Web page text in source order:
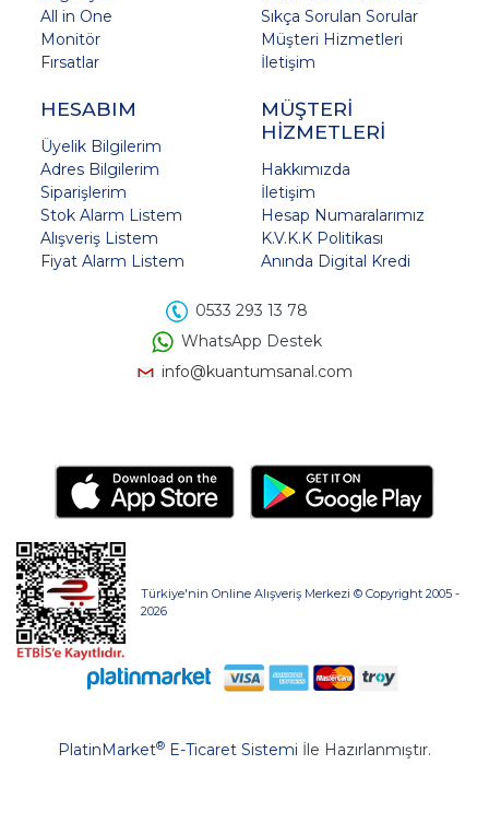
All in One
Monitör
Fırsatlar
Sıkça Sorulan Sorular
Müşteri Hizmetleri
İletişim
HESABIM
Üyelik Bilgilerim
Adres Bilgilerim
Siparişlerim
Stok Alarm Listem
Alışveriş Listem
Fiyat Alarm Listem
MÜŞTERİ
HİZMETLERİ
Hakkımızda
İletişim
Hesap Numaralarımız
K.V.K.K Politikası
Anında Digital Kredi
0533 293 13 78
WhatsApp Destek
info@kuantumsanal.com
Türkiye'nin Online Alışveriş Merkezi © Copyright 2005 -
2026
PlatinMarket® E-Ticaret Sistemi İle Hazırlanmıştır.